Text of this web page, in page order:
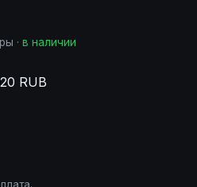
· в наличии
RUB